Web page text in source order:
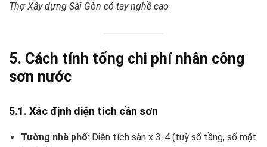
Thợ Xây dựng Sài Gòn có tay nghề cao
5. Cách tính tổng chi phí nhân công
sơn nước
5.1. Xác định diện tích cần sơn
Tường nhà phố: Diện tích sàn x 3-4 (tuỳ số tầng, số mặt